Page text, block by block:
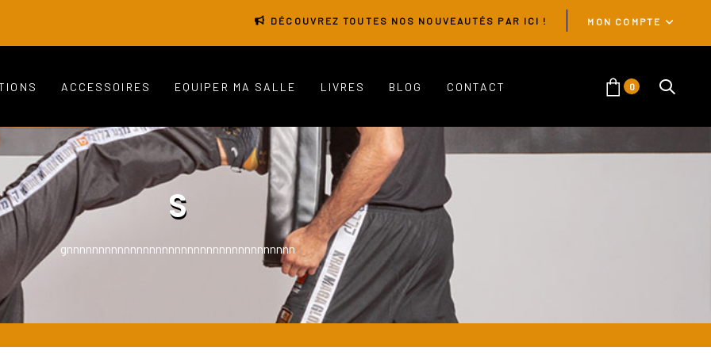
DÉCOUVREZ TOUTES NOS NOUVEAUTÉS PAR ICI ! MON COMPTE
ACCESSOIRES EQUIPER MA SALLE LIVRES BLOG CONTACT 0
S
gnnnnnnnnnnnnnnnnnnnnnnnnnnnnnnnnnnnn